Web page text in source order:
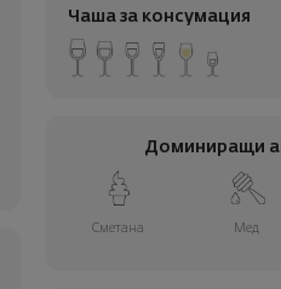
Чаша за консумация
Доминиращи
Сметана Мед